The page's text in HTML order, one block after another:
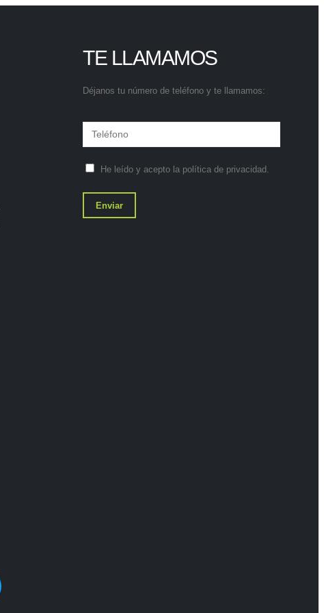
TE LLAMAMOS
Déjanos tu número de teléfono y te llamamos:
He leído y acepto la política de privacidad .